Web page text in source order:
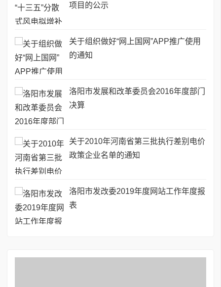
项目的公示
关于组织做好“网上国网”APP推广使用
的通知
洛阳市发展和改革委员会2016年度部门
决算
关于2010年河南省第三批执行差别电价
政策企业名单的通知
洛阳市发改委2019年度网站工作年度报
表